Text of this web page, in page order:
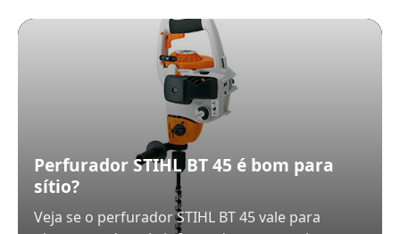
Perfurador STIHL BT 45 é bom para
sítio?
Veja se o perfurador STIHL BT 45 vale para